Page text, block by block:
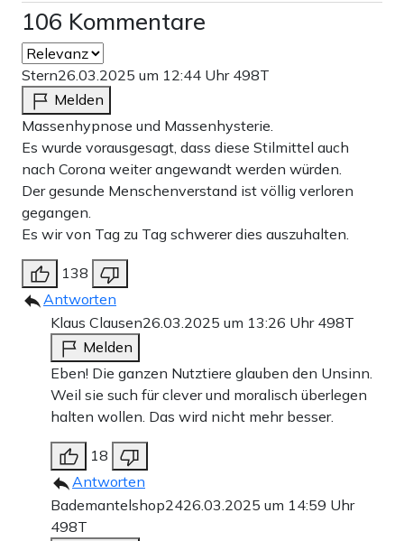
106 Kommentare
Stern26.03.2025 um 12:44 Uhr 498T
Melden
Massenhypnose und Massenhysterie.
Es wurde vorausgesagt, dass diese Stilmittel auch
nach Corona weiter angewandt werden würden.
Der gesunde Menschenverstand ist völlig verloren
gegangen.
Es wir von Tag zu Tag schwerer dies auszuhalten.
138
Antworten
Klaus Clausen26.03.2025 um 13:26 Uhr 498T
Melden
Eben! Die ganzen Nutztiere glauben den Unsinn.
Weil sie such für clever und moralisch überlegen
halten wollen. Das wird nicht mehr besser.
18
Antworten
Bademantelshop2426.03.2025 um 14:59 Uhr
498T